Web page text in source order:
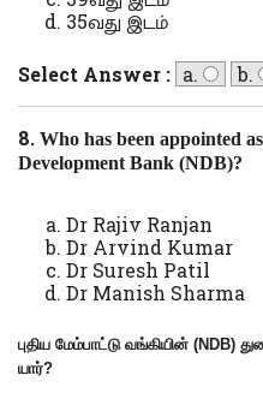
35வது இடம்
Select Answer : a. b.
8.Who has been appointed
Development Bank (NDB)?
Dr Rajiv Ranjan
Dr Arvind Kumar
Dr Suresh Patil
Dr Manish Sharma
புதிய மேம்பாட்டு வங்கியின் (NDB)
யார்?